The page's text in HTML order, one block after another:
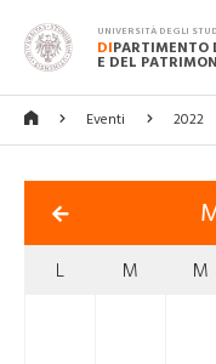
UNIVERSITÀ DEGLI
DIPARTIMENTO
E DEL
Eventi 2022
L M M